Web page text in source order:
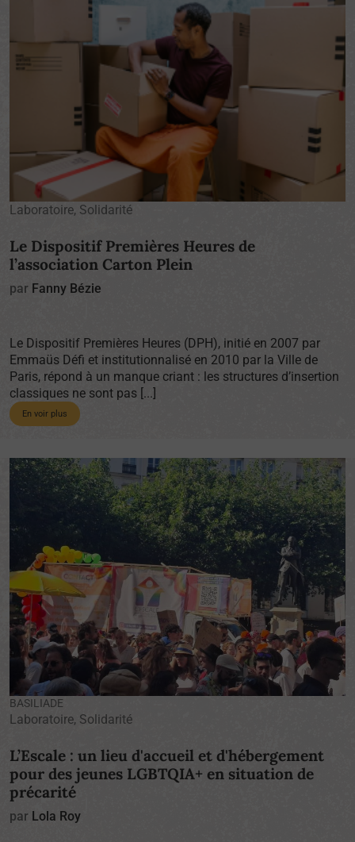
Laboratoire, Solidarité
Le Dispositif Premières Heures de
l’association Carton Plein
par Fanny Bézie
Le Dispositif Premières Heures (DPH), initié en 2007 par
Emmaüs Défi et institutionnalisé en 2010 par la Ville de
Paris, répond à un manque criant : les structures d’insertion
classiques ne sont pas [...]
En voir plus
Laboratoire, Solidarité
L’Escale : un lieu d'accueil et d'hébergement
pour des jeunes LGBTQIA+ en situation de
précarité
par Lola Roy
BASILIADE